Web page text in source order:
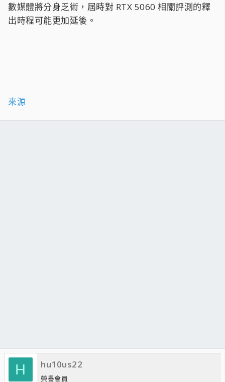
數媒體將分身乏術，屆時對 RTX 5060 相關評測的釋
出時程可能更加延後。
來源
H hu10us22
榮譽會員